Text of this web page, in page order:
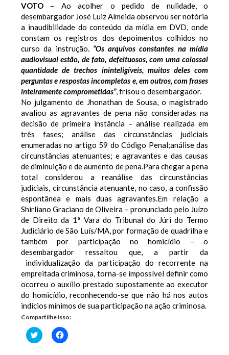
VOTO – Ao acolher o pedido de nulidade, o
desembargador José Luiz Almeida observou ser notória
a inaudibilidade do conteúdo da mídia em DVD, onde
constam os registros dos depoimentos colhidos no
curso da instrução. “Os arquivos constantes na mídia
audiovisual estão, de fato, defeituosos, com uma colossal
quantidade de trechos ininteligíveis, muitos deles com
perguntas e respostas incompletas e, em outros, com frases
inteiramente comprometidas”, frisou o desembargador.
No julgamento de Jhonathan de Sousa, o magistrado
avaliou as agravantes de pena não consideradas na
decisão de primeira instância – análise realizada em
três fases; análise das circunstâncias judiciais
enumeradas no artigo 59 do Código Penal;análise das
circunstâncias atenuantes; e agravantes e das causas
de diminuição e de aumento de pena.Para chegar a pena
total considerou a reanálise das circunstâncias
judiciais, circunstância atenuante, no caso, a confissão
espontânea e mais duas agravantes.Em relação a
Shirliano Graciano de Oliveira – pronunciado pelo Juízo
de Direito da 1ª Vara do Tribunal do Júri do Termo
Judiciário de São Luís/MA, por formação de quadrilha e
também por participação no homicídio – o
desembargador ressaltou que, a partir da
individualização da participação do recorrente na
empreitada criminosa, torna-se impossível definir como
ocorreu o auxílio prestado supostamente ao executor
do homicídio, reconhecendo-se que não há nos autos
indícios mínimos de sua participação na ação criminosa.
Compartilhe isso:
Clique
para
Clique
para